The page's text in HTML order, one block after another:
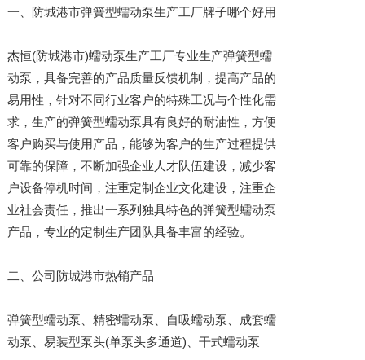
一、防城港市弹簧型蠕动泵生产工厂牌子哪个好用
杰恒(防城港市)蠕动泵生产工厂专业生产弹簧型蠕
动泵，具备完善的产品质量反馈机制，提高产品的
易用性，针对不同行业客户的特殊工况与个性化需
求，生产的弹簧型蠕动泵具有良好的耐油性，方便
客户购买与使用产品，能够为客户的生产过程提供
可靠的保障，不断加强企业人才队伍建设，减少客
户设备停机时间，注重定制企业文化建设，注重企
业社会责任，推出一系列独具特色的弹簧型蠕动泵
产品，专业的定制生产团队具备丰富的经验。
二、公司防城港市热销产品
弹簧型蠕动泵、精密蠕动泵、自吸蠕动泵、成套蠕
动泵、易装型泵头(单泵头多通道)、干式蠕动泵